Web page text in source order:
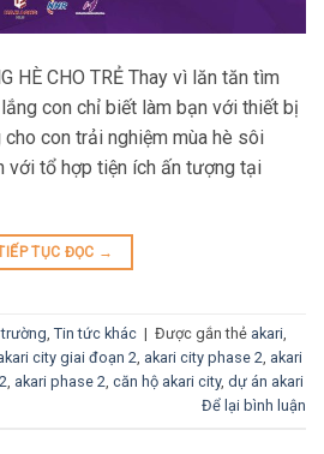
HÈ CHO TRẺ Thay vì lăn tăn tìm
con chỉ biết làm bạn với thiết bị
con trải nghiệm mùa hè sôi
với tổ hợp tiện ích ấn tượng tại
TỤC ĐỌC →
, Tin tức khác | Được gắn thẻ akari,
city giai đoạn 2, akari city phase 2, akari
, akari phase 2, căn hộ akari city, dự án akari
Để lại bình luận